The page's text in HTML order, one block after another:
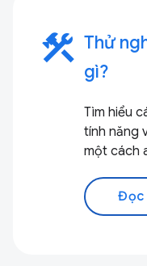
construction Thử
gì?
Tìm hiểu
tính năng
một cách
Đọc